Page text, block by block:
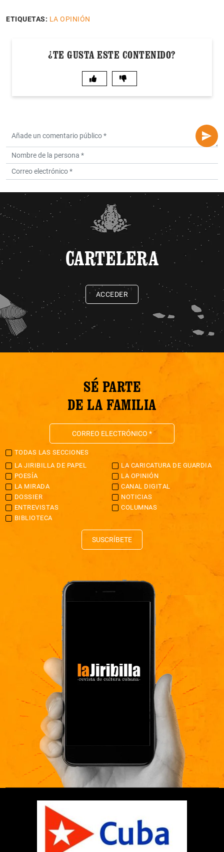
ETIQUETAS: LA OPINIÓN
¿TE GUSTA ESTE CONTENIDO?
CARTELERA
ACCEDER
SÉ PARTE
DE LA FAMILIA
TODAS LAS SECCIONES
LA JIRIBILLA DE PAPEL
LA CARICATURA DE GUARDIA
POESÍA
LA OPINIÓN
LA MIRADA
CANAL DIGITAL
DOSSIER
NOTICIAS
ENTREVISTAS
COLUMNAS
BIBLIOTECA
SUSCRÍBETE